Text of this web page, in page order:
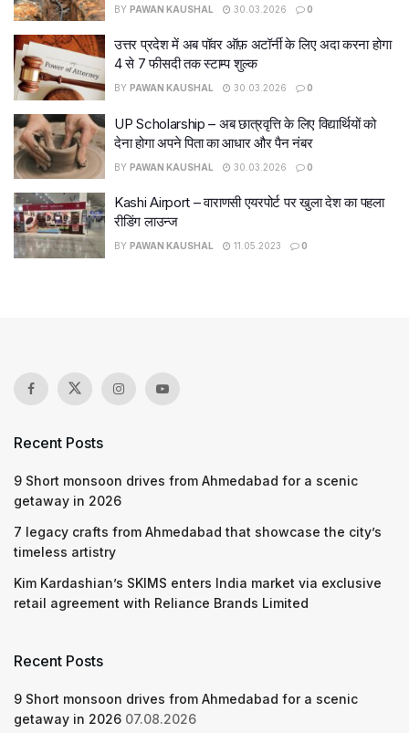
BY PAWAN KAUSHAL 30.03.2026 0
उत्तर प्रदेश में अब पॉवर ऑफ़ अटॉर्नी के लिए अदा करना होगा
4 से 7 फीसदी तक स्टाम्प शुल्क
BY PAWAN KAUSHAL 30.03.2026 0
UP Scholarship – अब छात्रवृत्ति के लिए विद्यार्थियों को
देना होगा अपने पिता का आधार और पैन नंबर
BY PAWAN KAUSHAL 30.03.2026 0
Kashi Airport – वाराणसी एयरपोर्ट पर खुला देश का पहला
रीडिंग लाउन्ज
BY PAWAN KAUSHAL 11.05.2023 0
Recent Posts
9 Short monsoon drives from Ahmedabad for a scenic
getaway in 2026
7 legacy crafts from Ahmedabad that showcase the city’s
timeless artistry
Kim Kardashian’s SKIMS enters India market via exclusive
retail agreement with Reliance Brands Limited
Recent Posts
9 Short monsoon drives from Ahmedabad for a scenic
getaway in 2026 07.08.2026